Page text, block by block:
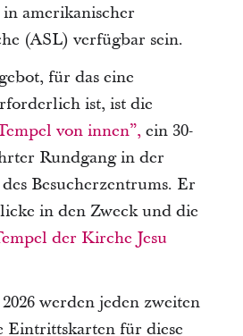
amerikanischer
(ASL) verfügbar sein.
für das eine
ist, ist die
von innen”,ein 30-
Rundgang in der
Besucherzentrums. Er
in den Zweck und die
der Kirche Jesu
werden jeden zweiten
Eintrittskarten für diese